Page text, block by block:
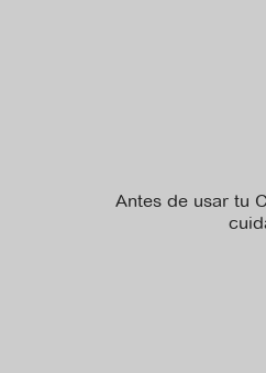
Antes de usar tu